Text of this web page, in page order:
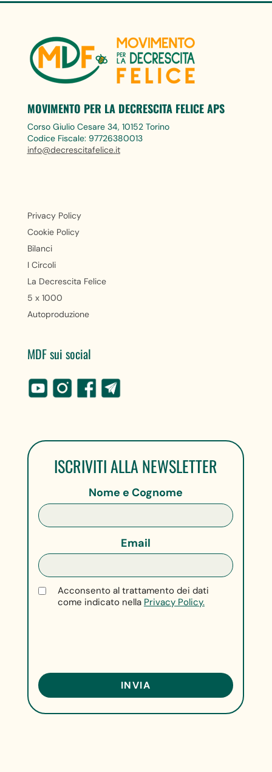
MOVIMENTO PER LA DECRESCITA FELICE APS
Corso Giulio Cesare 34, 10152 Torino
Codice Fiscale: 97726380013
info@decrescitafelice.it
Privacy Policy
Cookie Policy
Bilanci
I Circoli
La Decrescita Felice
5 x 1000
Autoproduzione
MDF sui social
ISCRIVITI ALLA NEWSLETTER
Nome e Cognome
Email
Acconsento al trattamento dei dati
come indicato nella Privacy Policy.